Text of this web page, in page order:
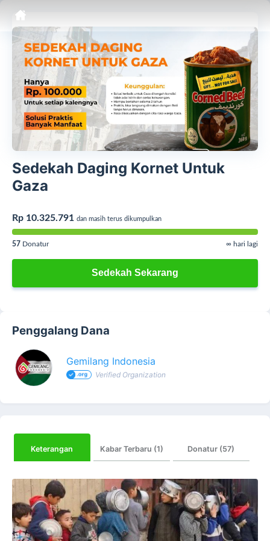
Sedekah Daging Kornet Untuk
Gaza
Rp 10.325.791 dan masih terus dikumpulkan
57 Donatur ∞ hari lagi
Sedekah Sekarang
Penggalang Dana
Gemilang Indonesia
Verified Organization
Keterangan Kabar Terbaru (1) Donatur (57)